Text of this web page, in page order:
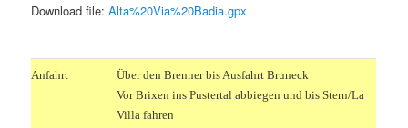
Download file:Alta%20Via%20Badia.gpx
Anfahrt
Über den Brenner bis Ausfahrt Bruneck
Vor Brixen ins Pustertal abbiegen und bis Stern/La
Villa fahren